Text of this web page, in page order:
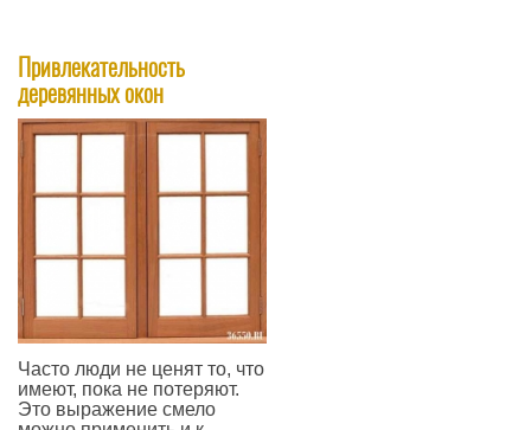
Привлекательность
деревянных окон
Часто люди не ценят то, что
имеют, пока не потеряют.
Это выражение смело